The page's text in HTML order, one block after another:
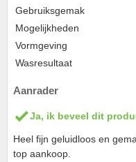
Gebruiksgemak
Mogelijkheden
Vormgeving
Wasresultaat
Aanrader
Ja, ik beveel dit
Heel fijn geluidloos en
top aankoop.